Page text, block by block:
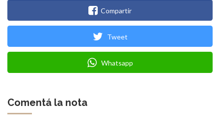
Compartir
Tweet
Whatsapp
Comentá la nota